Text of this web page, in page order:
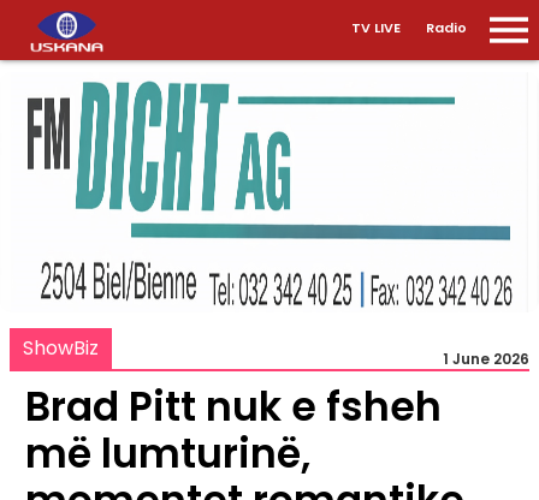
TV LIVE Radio
ShowBiz 1 June 2026
Brad Pitt nuk e fsheh
më lumturinë,